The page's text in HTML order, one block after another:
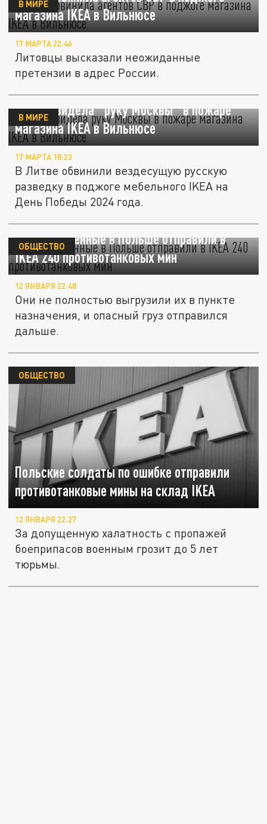
магазина IKEA в Вильнюсе
В МИРЕ
17 МАРТА 22:46
Литовцы высказали неожиданные
претензии в адрес России.
Литва увидела "руку Москвы" в пожаре
магазина IKEA в Вильнюсе
В МИРЕ
17 МАРТА 18:23
В Литве обвинили вездесущую русскую
разведку в поджоге мебельного IKEA на
День Победы 2024 года.
Reuters: военные в Польше отправили в
IKEA 240 противотанковых мин
ОБЩЕСТВО
12 ЯНВАРЯ 22:48
Они не полностью выгрузили их в пункте
назначения, и опасный груз отправился
дальше.
Польские солдаты по ошибке отправили
противотанковые мины на склад IKEA
ОБЩЕСТВО
12 ЯНВАРЯ 22:27
За допущенную халатность с пропажей
боеприпасов военным грозит до 5 лет
тюрьмы.